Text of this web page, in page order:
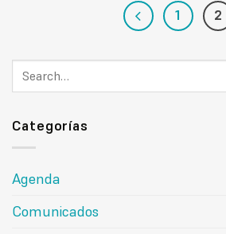
1 2
Categorías
Agenda
Comunicados